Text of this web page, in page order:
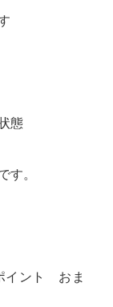
態
す。
イント おま